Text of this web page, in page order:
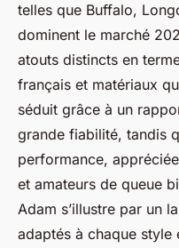
telles que Buffalo,
dominent le marché
atouts distincts en
français et matériaux
séduit grâce à un
grande fiabilité, tandis
performance,
et amateurs de queue
Adam s’illustre par un
adaptés à chaque